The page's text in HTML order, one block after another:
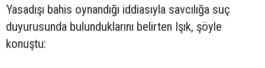
Yasadışı bahis oynandığı iddiasıyla savcılığa suç
duyurusunda bulunduklarını belirten Işık, şöyle
konuştu: